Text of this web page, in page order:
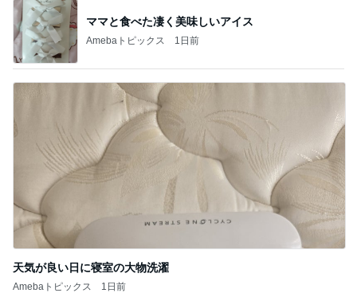
ママと食べた凄く美味しいアイス
Amebaトピックス 1日前
天気が良い日に寝室の大物洗濯
Amebaトピックス 1日前